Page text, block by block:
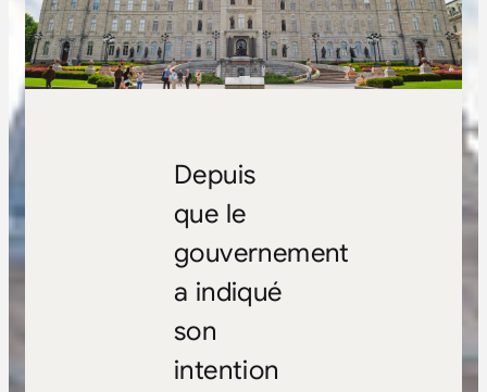
Depuis
que le
gouvernement
a indiqué
son
intention